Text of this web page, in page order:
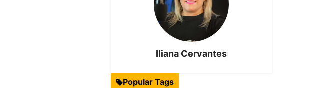
Iliana Cervantes
Popular Tags